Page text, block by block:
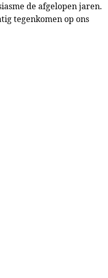
de afgelopen jaren.
tegenkomen op ons